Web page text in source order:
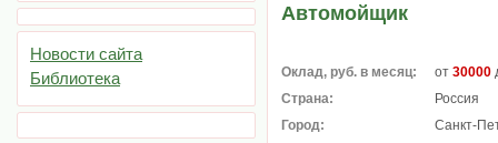
Новости сайта
Библиотека
Автомойщик
Оклад, руб. в месяц: от 30000
Страна:
Россия
Город:
Санкт-